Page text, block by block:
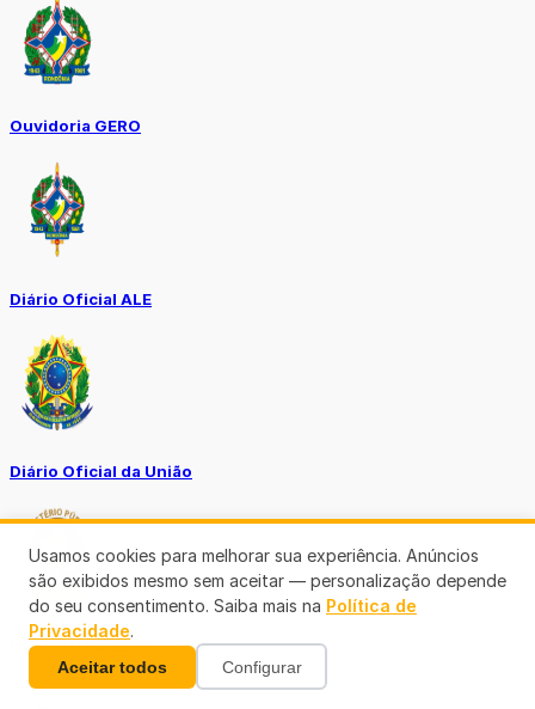
Ouvidoria GERO
Diário Oficial ALE
Diário Oficial da União
Ouvidoria MP-RO
Usamos cookies para melhorar sua experiência. Anúncios
são exibidos mesmo sem aceitar — personalização depende
do seu consentimento. Saiba mais na Política de
Privacidade.
Aceitar todos Configurar